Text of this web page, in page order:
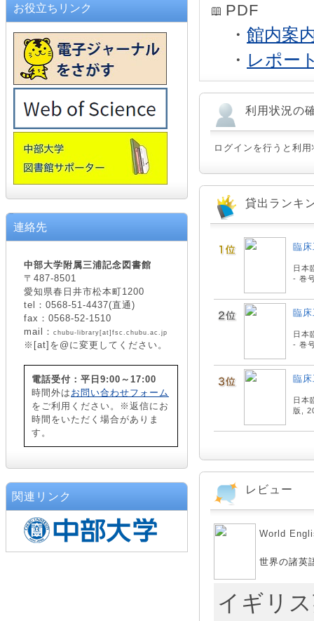
お役立ちリンク
連絡先
中部大学附属三浦記念図書館
〒487-8501
愛知県春日井市松本町1200
tel：0568-51-4437(直通)
fax：0568-52-1510
mail： chubu-library[at]fsc.chubu.ac.jp
※[at]を@に変更してください。
電話受付：平日9:00～17:00
時間外は お問い合わせフォーム
をご利用ください。※返信にお
時間をいただく場合がありま
す。
関連リンク
PDF
・ 館内案
・ レポー
利用状況の
ログインを行うと利
貸出ランキ
臨
日本
- 巻
臨
日本
- 巻
臨
日本
版,
レビュー
World
世界の諸英
イギリ